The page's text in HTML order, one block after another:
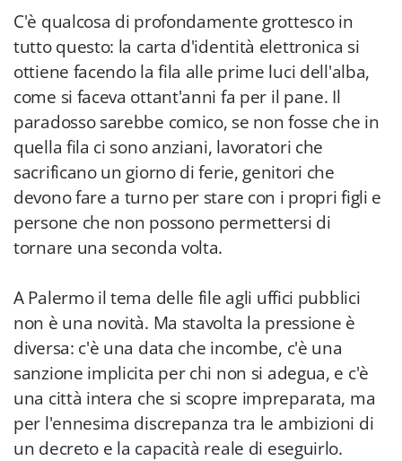
C'è qualcosa di profondamente grottesco in
tutto questo: la carta d'identità elettronica si
ottiene facendo la fila alle prime luci dell'alba,
come si faceva ottant'anni fa per il pane. Il
paradosso sarebbe comico, se non fosse che in
quella fila ci sono anziani, lavoratori che
sacrificano un giorno di ferie, genitori che
devono fare a turno per stare con i propri figli e
persone che non possono permettersi di
tornare una seconda volta.
A Palermo il tema delle file agli uffici pubblici
non è una novità. Ma stavolta la pressione è
diversa: c'è una data che incombe, c'è una
sanzione implicita per chi non si adegua, e c'è
una città intera che si scopre impreparata, ma
per l'ennesima discrepanza tra le ambizioni di
un decreto e la capacità reale di eseguirlo.